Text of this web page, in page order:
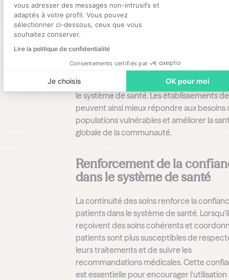
vous adresser des messages non-intrusifs et
adaptés à votre profil. Vous pouvez
sélectionner ci-dessous, ceux que vous
souhaitez conserver.
Lire la politique de confidentialité
Consentements certifiés par
Je choisis OK pour moi
santé
En assurant une prise en charge continue
coordonnée, la continuité des soins
réduire les inégalités de santé. Les
toutes origines et conditions sociales ont
des soins de qualité, ce qui favorise
le système de santé. Les établissements
peuvent ainsi mieux répondre aux besoins
populations vulnérables et améliorer la
globale de la communauté.
Renforcement de la
dans le système de santé
La continuité des soins renforce la
patients dans le système de santé.
reçoivent des soins cohérents et
patients sont plus susceptibles de
leurs traitements et de suivre les
recommandations médicales. Cette
est essentielle pour encourager l'utilisation